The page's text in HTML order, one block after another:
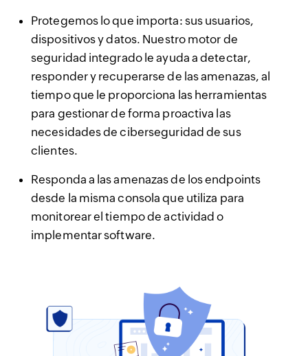
Protegemos lo que importa: sus usuarios,
dispositivos y datos. Nuestro motor de
seguridad integrado le ayuda a detectar,
responder y recuperarse de las amenazas, al
tiempo que le proporciona las herramientas
para gestionar de forma proactiva las
necesidades de ciberseguridad de sus
clientes.
Responda a las amenazas de los endpoints
desde la misma consola que utiliza para
monitorear el tiempo de actividad o
implementar software.